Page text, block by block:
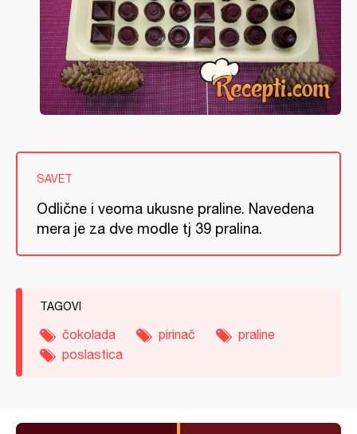
SAVET
Odlične i veoma ukusne praline. Navedena
mera je za dve modle tj 39 pralina.
TAGOVI
čokolada pirinač
praline
poslastica